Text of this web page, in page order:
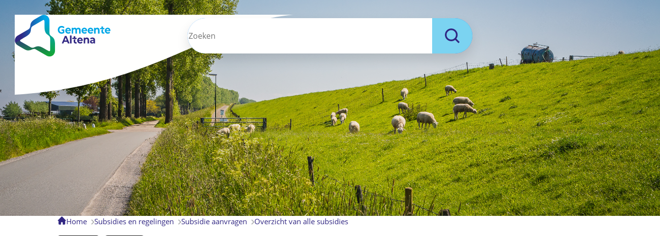
Zoeken
Zoeken
Home Subsidies en regelingen Subsidie aanvragen Overzicht van alle subsidies